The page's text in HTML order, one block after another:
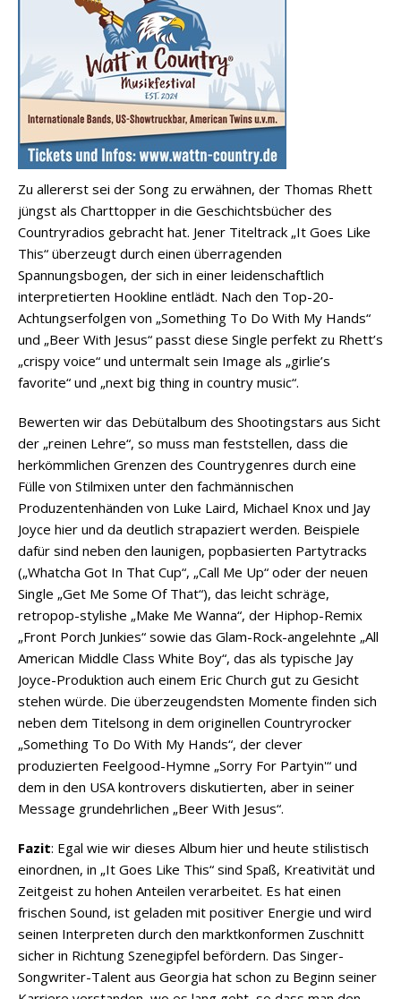
Zu allererst sei der Song zu erwähnen, der Thomas Rhett
jüngst als Charttopper in die Geschichtsbücher des
Countryradios gebracht hat. Jener Titeltrack „It Goes Like
This“ überzeugt durch einen überragenden
Spannungsbogen, der sich in einer leidenschaftlich
interpretierten Hookline entlädt. Nach den Top-20-
Achtungserfolgen von „Something To Do With My Hands“
und „Beer With Jesus“ passt diese Single perfekt zu Rhett’s
„crispy voice“ und untermalt sein Image als „girlie’s
favorite“ und „next big thing in country music“.
Bewerten wir das Debütalbum des Shootingstars aus Sicht
der „reinen Lehre“, so muss man feststellen, dass die
herkömmlichen Grenzen des Countrygenres durch eine
Fülle von Stilmixen unter den fachmännischen
Produzentenhänden von Luke Laird, Michael Knox und Jay
Joyce hier und da deutlich strapaziert werden. Beispiele
dafür sind neben den launigen, popbasierten Partytracks
(„Whatcha Got In That Cup“, „Call Me Up“ oder der neuen
Single „Get Me Some Of That“), das leicht schräge,
retropop-stylishe „Make Me Wanna“, der Hiphop-Remix
„Front Porch Junkies“ sowie das Glam-Rock-angelehnte „All
American Middle Class White Boy“, das als typische Jay
Joyce-Produktion auch einem Eric Church gut zu Gesicht
stehen würde. Die überzeugendsten Momente finden sich
neben dem Titelsong in dem originellen Countryrocker
„Something To Do With My Hands“, der clever
produzierten Feelgood-Hymne „Sorry For Partyin'“ und
dem in den USA kontrovers diskutierten, aber in seiner
Message grundehrlichen „Beer With Jesus“.
Fazit: Egal wie wir dieses Album hier und heute stilistisch
einordnen, in „It Goes Like This“ sind Spaß, Kreativität und
Zeitgeist zu hohen Anteilen verarbeitet. Es hat einen
frischen Sound, ist geladen mit positiver Energie und wird
seinen Interpreten durch den marktkonformen Zuschnitt
sicher in Richtung Szenegipfel befördern. Das Singer-
Songwriter-Talent aus Georgia hat schon zu Beginn seiner